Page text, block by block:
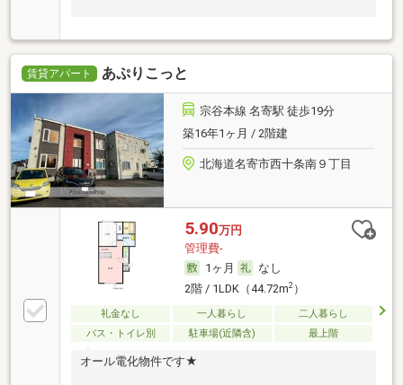
賃貸アパート あぷりこっと
宗谷本線 名寄駅 徒歩19分
築16年1ヶ月 / 2階建
北海道名寄市西十条南９丁目
5.90万円
管理費-
1ヶ月
なし
2階 / 1LDK（44.72m2）
礼金なし 一人暮らし
二人暮らし
バス・トイレ別
駐車場(近隣含) 最上階
オール電化物件です★